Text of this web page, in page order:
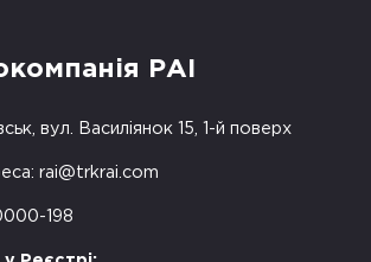
РАІ
вул. Василіянок 15, 1-й поверх
rai@trkrai.com
198